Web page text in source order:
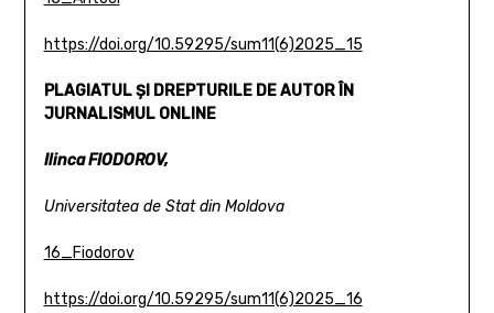
https://doi.org/10.59295/sum11(6)2025_15
PLAGIATUL ȘI DREPTURILE DE AUTOR ÎN
JURNALISMUL ONLINE
Ilinca FIODOROV,
Universitatea de Stat din Moldova
16_Fiodorov
https://doi.org/10.59295/sum11(6)2025_16